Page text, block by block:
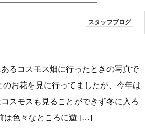
スタッフブログ
るコスモス畑に行ったときの写真で
お花を見に行ってましたが、今年は
スモスも見ることができず冬に入ろ
は色々なところに遊 […]